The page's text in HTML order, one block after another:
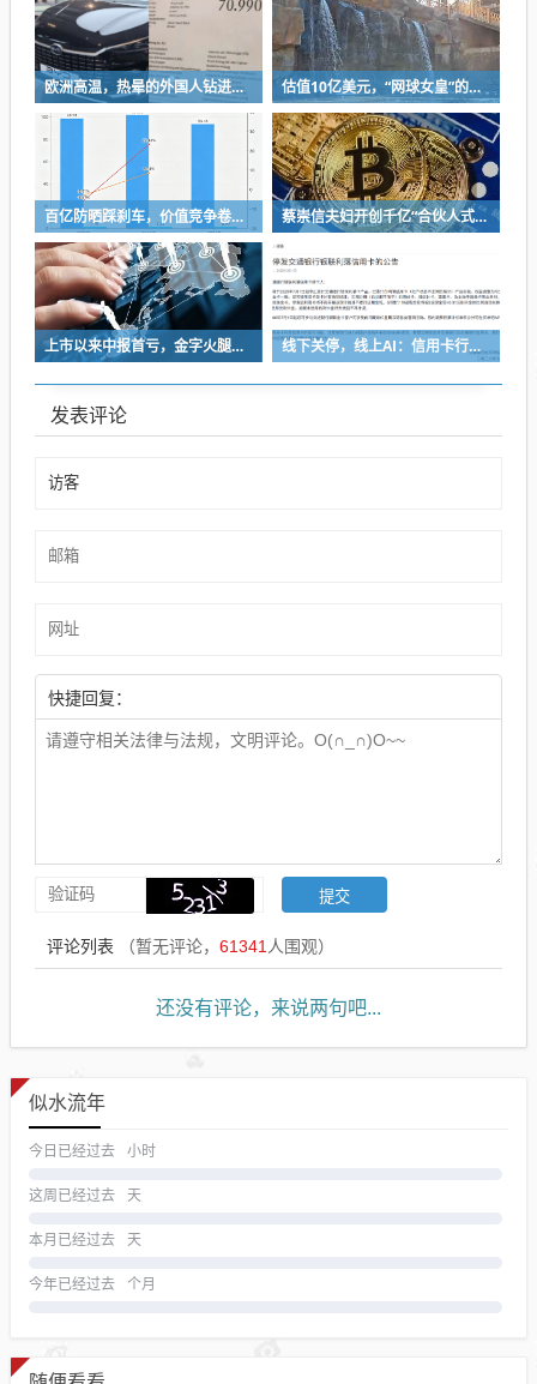
欧洲高温，热晕的外国人钻进中国新能源车里避暑 估值10亿美元，“网球女皇”的咖啡店要IPO了
百亿防晒踩刹车，价值竞争卷到“长寿科学” 蔡崇信夫妇开创千亿“合伙人式”分手
上市以来中报首亏，金字火腿能靠“追光”逆袭吗？ 线下关停，线上AI：信用卡行业的“退与进”
发表评论
快捷回复：
评论列表 （暂无评论， 61341人围观）
还没有评论，来说两句吧...
似水流年
今日已经过去 小时
这周已经过去 天
本月已经过去 天
今年已经过去 个月